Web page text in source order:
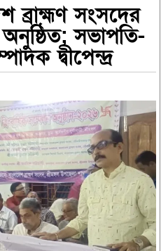
ব্রাহ্মণ সংসদের
অনুষ্ঠিত; সভাপতি-
দ্বীপেন্দ্র